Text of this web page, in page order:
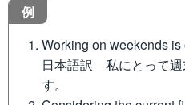
例
Working on weekends
日本語訳 私にとって週
す。